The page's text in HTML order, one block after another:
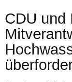
CDU und